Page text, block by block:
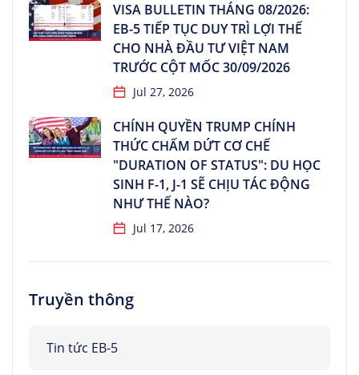
VISA BULLETIN THÁNG 08/2026:
EB-5 TIẾP TỤC DUY TRÌ LỢI THẾ
CHO NHÀ ĐẦU TƯ VIỆT NAM
TRƯỚC CỘT MỐC 30/09/2026
Jul 27, 2026
CHÍNH QUYỀN TRUMP CHÍNH
THỨC CHẤM DỨT CƠ CHẾ
"DURATION OF STATUS": DU HỌC
SINH F-1, J-1 SẼ CHỊU TÁC ĐỘNG
NHƯ THẾ NÀO?
Jul 17, 2026
Truyền thông
Tin tức EB-5